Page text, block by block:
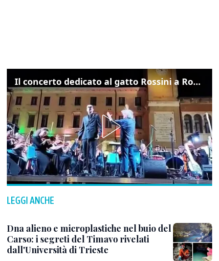
Il concerto dedicato al gatto Rossini a Rovigo: ecco un estratto
LEGGI ANCHE
Dna alieno e microplastiche nel buio del
Carso: i segreti del Timavo rivelati
dall'Università di Trieste